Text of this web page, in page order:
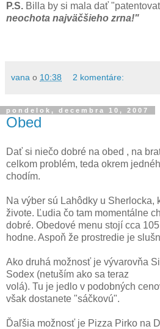
P.S. Billa by si mala dať
neochota najväčšieho zrna!"
vana o 10:38 2 komentáre:
pondelok, decembra 10, 2007
Obed
Dať si niečo dobré na obed , na
celkom problém, teda okrem
chodím.
Na výber sú Lahôdky u Sherlocka,
živote. Ľudia čo tam momentálne
dobré. Obedové menu stojí cca
hodne. Aspoň že prostredie je
Ako druhá možnosť je vývarovňa
Sodex (netuším ako sa teraz
volá). Tu je jedlo v podobných
však dostanete "sáčkovú".
Ďaľšia možnosť je Pizza Pirko na